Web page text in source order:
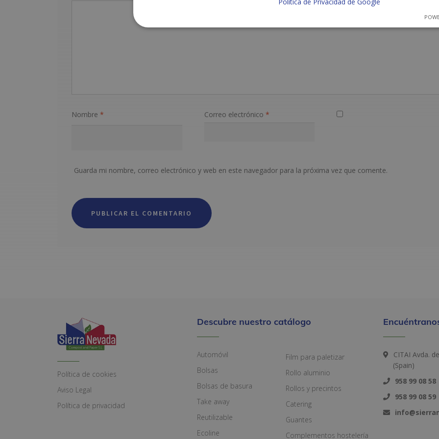
Nombre * Correo electrónico *
Guarda mi nombre, correo electrónico y web en este navegador para la próxima vez que comente.
Política de cookies
Aviso Legal
Política de privacidad
Descubre nuestro catálogo
Automóvil
Bolsas
Bolsas de basura
Take away
Reutilizable
Ecoline
Film para paletizar
Rollo aluminio
Rollos y precintos
Catering
Guantes
Complementos hostelería
CITAI Avda.
(Spain)
958 99 08 58
958 99 08 59